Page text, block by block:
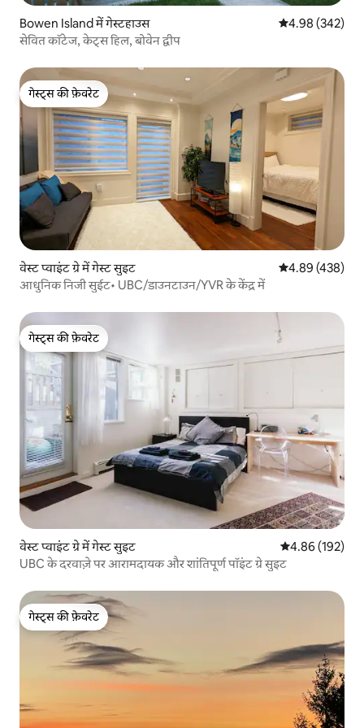
Bowen Island में गेस्टहाउस औसत रेटिंग 5 में से
4.98 (342)
सेवित कॉटेज, केट्स हिल, बोवेन द्वीप
गेस्ट्स की फ़ेवरेट
गेस्ट्स की फ़ेवरेट
वेस्ट प्वाइंट ग्रे में गेस्ट सुइट औसत रेटिंग 5 में से
4.89 (438)
आधुनिक निजी सुईट• UBC/डाउनटाउन/YVR के केंद्र में
गेस्ट्स की फ़ेवरेट
गेस्ट्स की फ़ेवरेट
वेस्ट प्वाइंट ग्रे में गेस्ट सुइट औसत रेटिंग 5 में से
4.86 (192)
UBC के दरवाज़े पर आरामदायक और शांतिपूर्ण पॉइंट ग्रे सुइट
गेस्ट्स की फ़ेवरेट
गेस्ट्स की फ़ेवरेट